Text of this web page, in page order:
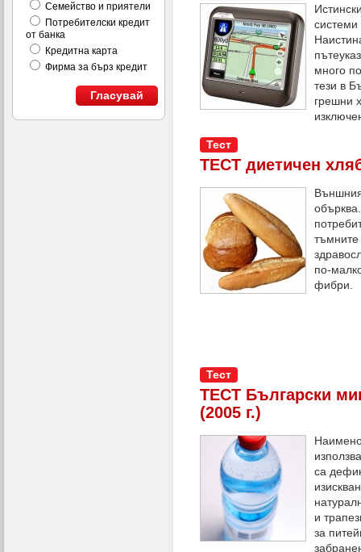
Семейство и приятели
Потребителски кредит
от банка
Кредитна карта
Фирма за бърз кредит
Гласувай
системи
много
тези в
грешни
Тест
ТЕСТ диетичен
по-
фибри.
Тест
ТЕСТ Български
(2005 г.)
са
и
за